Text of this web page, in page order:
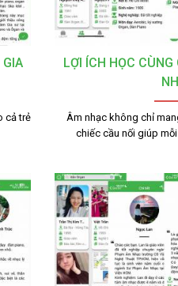
cả trẻ
LỢI ÍCH HỌC CÙNG
Âm nhạc không chỉ
chiếc cầu nối giúp